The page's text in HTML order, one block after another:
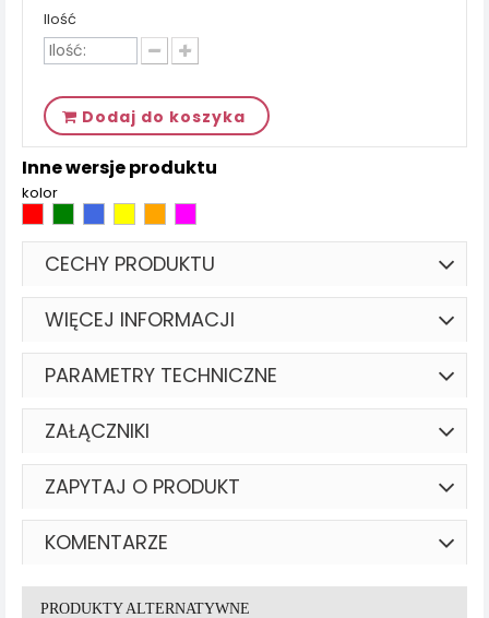
Ilość
Dodaj do koszyka
Inne wersje produktu
kolor
CECHY PRODUKTU
WIĘCEJ INFORMACJI
PARAMETRY TECHNICZNE
ZAŁĄCZNIKI
ZAPYTAJ O PRODUKT
KOMENTARZE
PRODUKTY ALTERNATYWNE